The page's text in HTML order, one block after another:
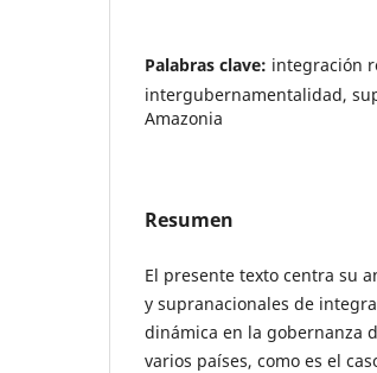
Palabras clave: integración
intergubernamentalidad,
Amazonia
Resumen
El presente texto centra su
y supranacionales de
dinámica en la gobernanza
varios países, como es el